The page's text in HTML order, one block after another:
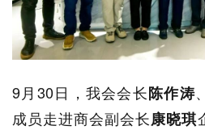
9月30日，我会会长陈作涛
成员走进商会副会长康晓琪